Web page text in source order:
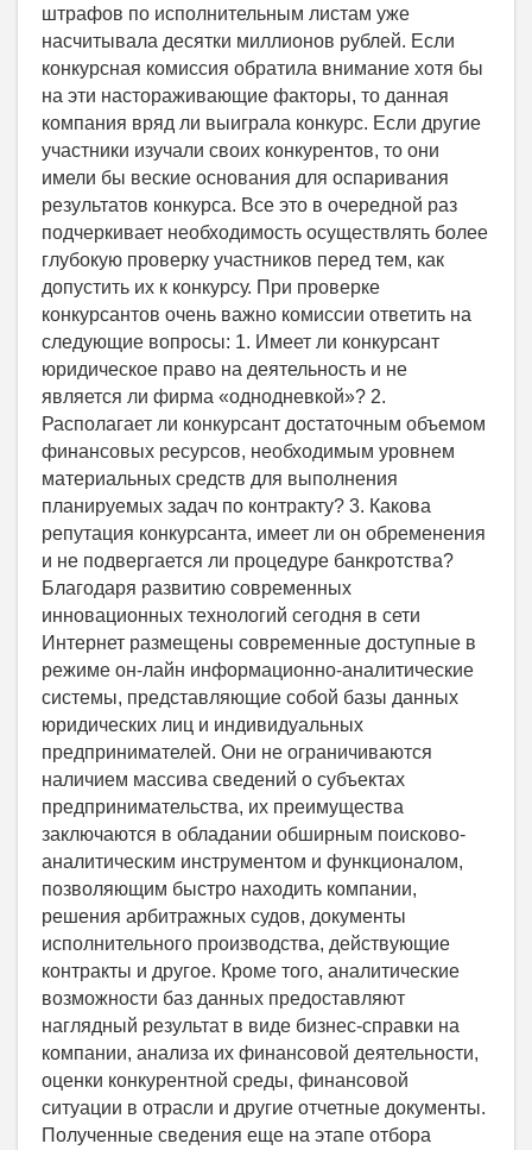
штрафов по исполнительным листам уже
насчитывала десятки миллионов рублей. Если
конкурсная комиссия обратила внимание хотя бы
на эти настораживающие факторы, то данная
компания вряд ли выиграла конкурс. Если другие
участники изучали своих конкурентов, то они
имели бы веские основания для оспаривания
результатов конкурса. Все это в очередной раз
подчеркивает необходимость осуществлять более
глубокую проверку участников перед тем, как
допустить их к конкурсу. При проверке
конкурсантов очень важно комиссии ответить на
следующие вопросы: 1. Имеет ли конкурсант
юридическое право на деятельность и не
является ли фирма «однодневкой»? 2.
Располагает ли конкурсант достаточным объемом
финансовых ресурсов, необходимым уровнем
материальных средств для выполнения
планируемых задач по контракту? 3. Какова
репутация конкурсанта, имеет ли он обременения
и не подвергается ли процедуре банкротства?
Благодаря развитию современных
инновационных технологий сегодня в сети
Интернет размещены современные доступные в
режиме он-лайн информационно-аналитические
системы, представляющие собой базы данных
юридических лиц и индивидуальных
предпринимателей. Они не ограничиваются
наличием массива сведений о субъектах
предпринимательства, их преимущества
заключаются в обладании обширным поисково-
аналитическим инструментом и функционалом,
позволяющим быстро находить компании,
решения арбитражных судов, документы
исполнительного производства, действующие
контракты и другое. Кроме того, аналитические
возможности баз данных предоставляют
наглядный результат в виде бизнес-справки на
компании, анализа их финансовой деятельности,
оценки конкурентной среды, финансовой
ситуации в отрасли и другие отчетные документы.
Полученные сведения еще на этапе отбора